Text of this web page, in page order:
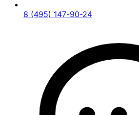
8 (495) 147-90-24